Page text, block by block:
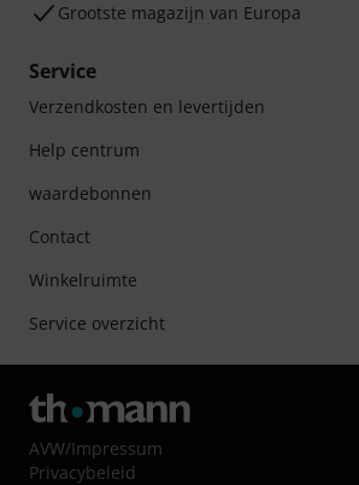
Grootste magazijn van Europa
Service
Verzendkosten en levertijden
Help centrum
waardebonnen
Contact
Winkelruimte
Service overzicht
AVW/Impressum
Privacybeleid